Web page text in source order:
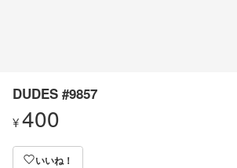
DUDES #9857
¥400
いいね！